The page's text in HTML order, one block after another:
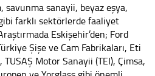
savunma sanayii, beyaz eşya,
farklı sektörlerde faaliyet
Eskişehir’den; Ford
Şişe ve Cam Fabrikaları, Eti
Motor Sanayii (TEI), Çimsa,